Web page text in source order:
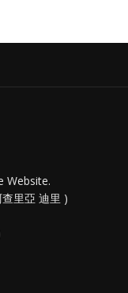
Website.
里亞 迪里 )